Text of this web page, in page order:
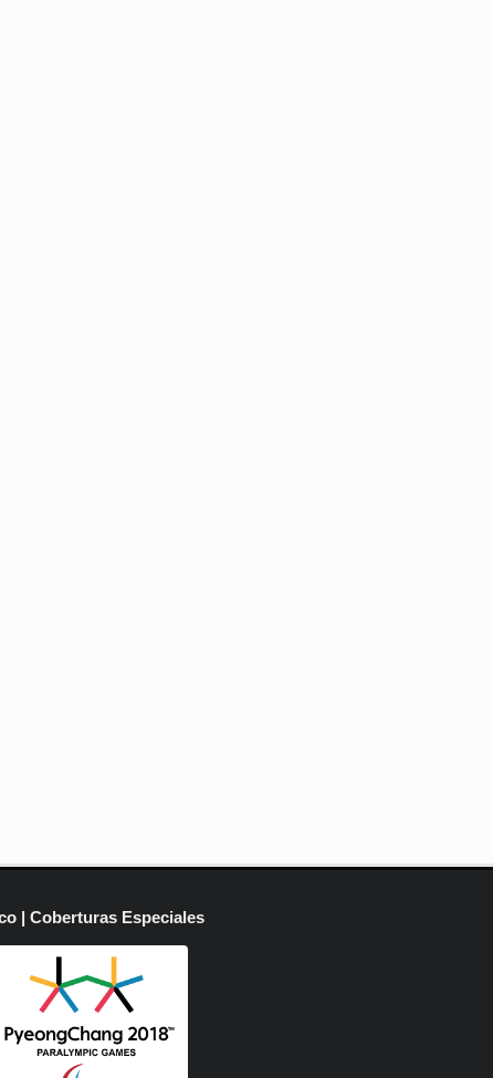
| Coberturas Especiales